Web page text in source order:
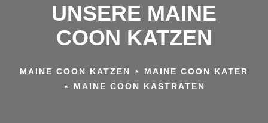
UNSERE MAINE
COON KATZEN
MAINE COON KATZEN ⋆ MAINE COON KATER
⋆ MAINE COON KASTRATEN